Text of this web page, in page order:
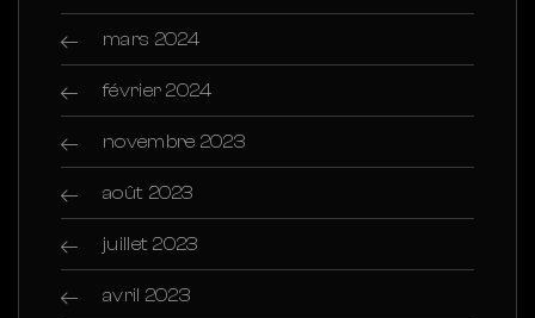
mars 2024
février 2024
novembre 2023
août 2023
juillet 2023
avril 2023